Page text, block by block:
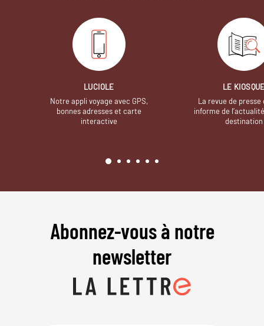
LUCIOLE
Notre appli voyage avec GPS,
bonnes adresses et carte
interactive
LE
La revue de presse
informe de
destination
Abonnez-vous à notre
newsletter